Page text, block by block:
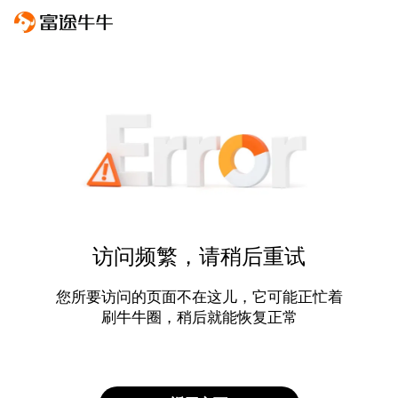
访问频繁，请稍后重试
您所要访问的页面不在这儿，它可能正忙着
刷牛牛圈，稍后就能恢复正常